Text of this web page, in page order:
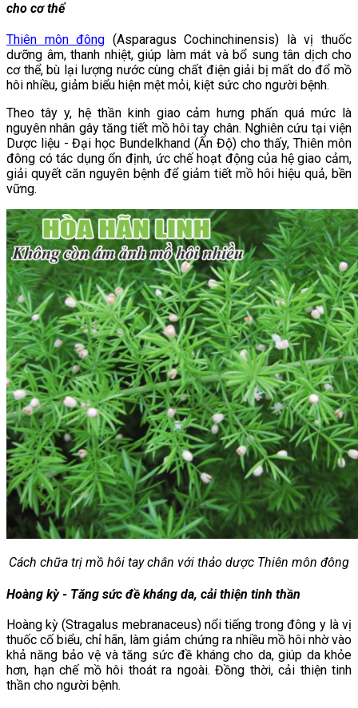
cho cơ thể
Thiên môn đông (Asparagus Cochinchinensis) là vị thuốc
dưỡng âm, thanh nhiệt, giúp làm mát và bổ sung tân dịch cho
cơ thể, bù lại lượng nước cùng chất điện giải bị mất do đổ mồ
hôi nhiều, giảm biểu hiện mệt mỏi, kiệt sức cho người bệnh.
Theo tây y, hệ thần kinh giao cảm hưng phấn quá mức là
nguyên nhân gây tăng tiết mồ hôi tay chân. Nghiên cứu tại viện
Dược liệu - Đại học Bundelkhand (Ấn Độ) cho thấy, Thiên môn
đông có tác dụng ổn định, ức chế hoạt động của hệ giao cảm,
giải quyết căn nguyên bệnh để giảm tiết mồ hôi hiệu quả, bền
vững.
Cách chữa trị mồ hôi tay chân với thảo dược Thiên môn đông
Hoàng kỳ - Tăng sức đề kháng da, cải thiện tinh thần
Hoàng kỳ (Stragalus mebranaceus) nổi tiếng trong đông y là vị
thuốc cố biểu, chỉ hãn, làm giảm chứng ra nhiều mồ hôi nhờ vào
khả năng bảo vệ và tăng sức đề kháng cho da, giúp da khỏe
hơn, hạn chế mồ hôi thoát ra ngoài. Đồng thời, cải thiện tinh
thần cho người bệnh.